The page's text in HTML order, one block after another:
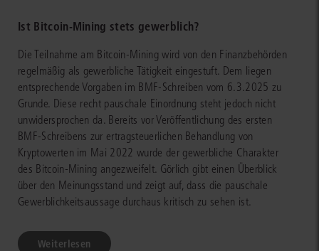
Ist Bitcoin-Mining stets gewerblich?
Die Teilnahme am Bitcoin-Mining wird von den Finanzbehörden
regelmäßig als gewerbliche Tätigkeit eingestuft. Dem liegen
entsprechende Vorgaben im BMF-Schreiben vom 6.3.2025 zu
Grunde. Diese recht pauschale Einordnung steht jedoch nicht
unwidersprochen da. Bereits vor Veröffentlichung des ersten
BMF-Schreibens zur ertragsteuerlichen Behandlung von
Kryptowerten im Mai 2022 wurde der gewerbliche Charakter
des Bitcoin-Mining angezweifelt. Görlich gibt einen Überblick
über den Meinungsstand und zeigt auf, dass die pauschale
Gewerblichkeitsaussage durchaus kritisch zu sehen ist.
Weiterlesen